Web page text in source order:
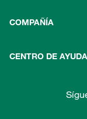
COMPAÑÍA
CENTRO DE AYUDA